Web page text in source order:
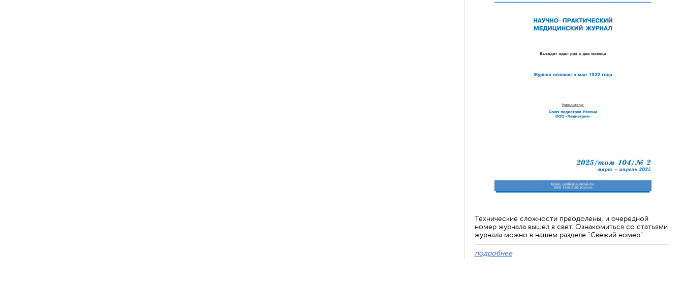
Технические сложности преодолены, и очередной
номер журнала вышел в свет. Ознакомиться со статьями
журнала можно в нашем разделе "Свежий номер"
подробнее